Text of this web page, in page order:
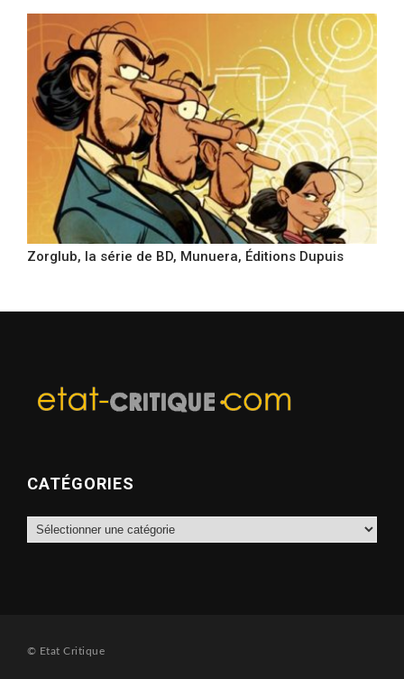
Zorglub, la série de BD, Munuera, Éditions Dupuis
CATÉGORIES
Catégories
© Etat Critique